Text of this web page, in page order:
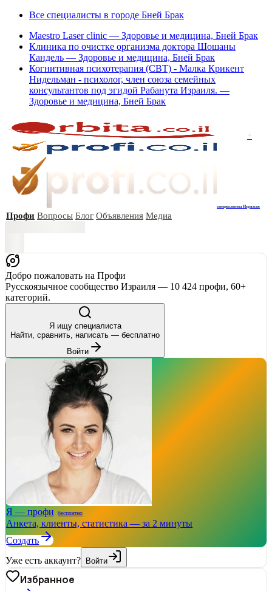
Все специалисты в городе Бней Брак
Maestro Laser clinic — Здоровье и медицина, Бней Брак
Клиника по очистке организма доктора Шошаны
Кандель — Здоровье и медицина, Бней Брак
Когнитивная психотерапия (СВТ) - Малка Крикент
Нидельман - психолог, член союза семейных
консультантов под эгидой Рабанута Израиля. —
Здоровье и медицина, Бней Брак
+
специалисты Израиля
Профи Вопросы Блог Объявления Медиа
Добро пожаловать на Профи
Русскоязычное сообщество Израиля — 10 424 профи, 60+
категорий.
Я ищу специалиста
Найти, сравнить, написать — бесплатно
Войти
Я — профи бесплатно
Анкета, клиенты, статистика — за 2 минуты
Создать
Уже есть аккаунт? Войти
Избранное